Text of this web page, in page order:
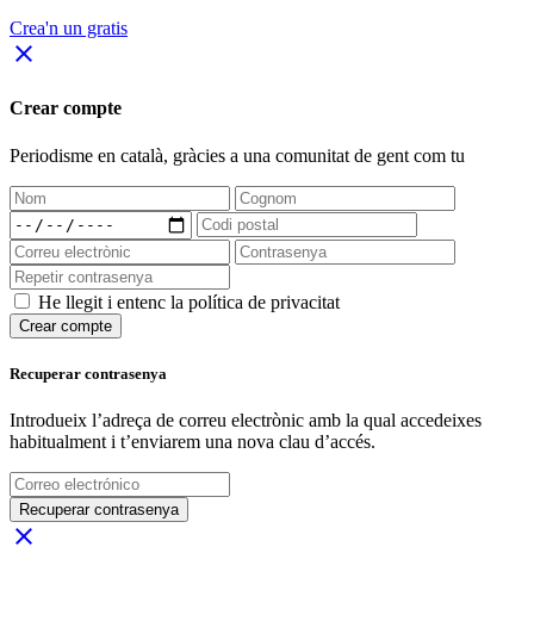
Crea'n un gratis
close
Crear compte
Periodisme en català, gràcies a una comunitat de gent com tu
He llegit i entenc la política de privacitat
Crear compte
Recuperar contrasenya
Introdueix l’adreça de correu electrònic amb la qual accedeixes
habitualment i t’enviarem una nova clau d’accés.
Recuperar contrasenya
close